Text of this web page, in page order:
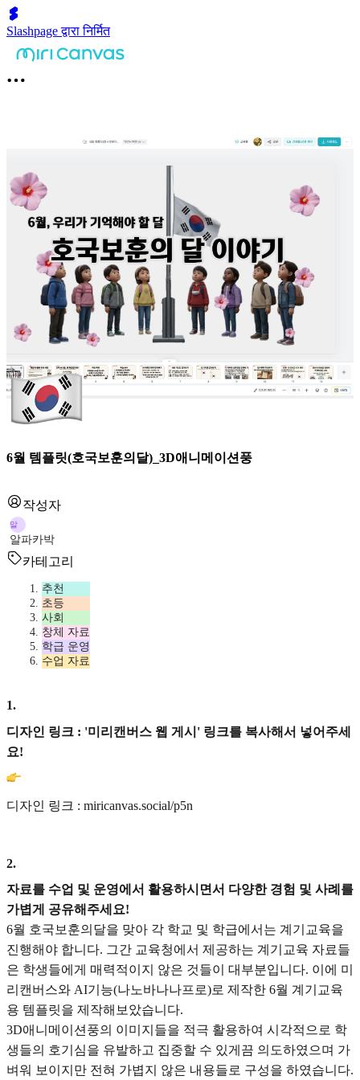
Slashpage द्वारा निर्मित
6월 템플릿(호국보훈의달)_3D애니메이션풍
작성자
알
알파카박
카테고리
추천
초등
사회
창체 자료
학급 운영
수업 자료
1.
디자인 링크 : '미리캔버스 웹 게시' 링크를 복사해서 넣어주세
요!
디자인 링크 : miricanvas.social/p5n
2.
자료를 수업 및 운영에서 활용하시면서 다양한 경험 및 사례를
가볍게 공유해주세요!
6월 호국보훈의달을 맞아 각 학교 및 학급에서는 계기교육을
진행해야 합니다. 그간 교육청에서 제공하는 계기교육 자료들
은 학생들에게 매력적이지 않은 것들이 대부분입니다. 이에 미
리캔버스와 AI기능(나노바나나프로)로 제작한 6월 계기교육
용 템플릿을 제작해보았습니다.
3D애니메이션풍의 이미지들을 적극 활용하여 시각적으로 학
생들의 호기심을 유발하고 집중할 수 있게끔 의도하였으며 가
벼워 보이지만 전혀 가볍지 않은 내용들로 구성을 하였습니다.